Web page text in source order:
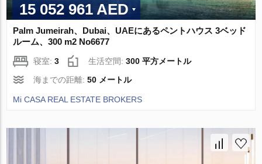
15 052 961 AED
Palm Jumeirah、Dubai、UAEにあるペントハウス 3ベッド
ルーム、300 m2 No6677
寝室:3 生活空間:300 平方メートル
海までの距離:50 メートル
Mi CASA REAL ESTATE BROKERS